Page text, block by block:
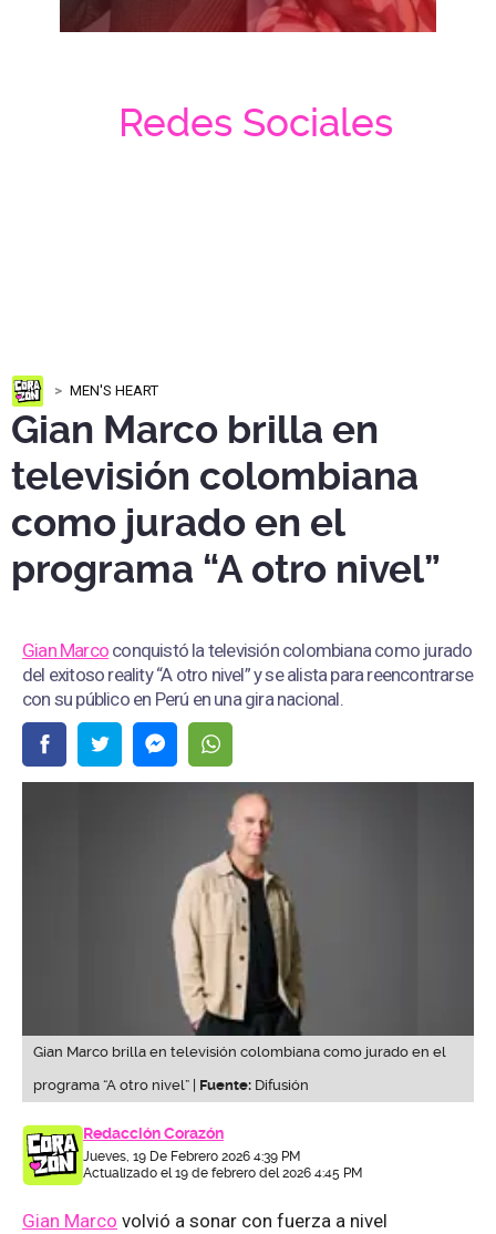
Redes Sociales
MEN'S HEART
Gian Marco brilla en
televisión colombiana
como jurado en el
programa “A otro nivel”
Gian Marco conquistó la televisión colombiana como jurado
del exitoso reality “A otro nivel” y se alista para reencontrarse
con su público en Perú en una gira nacional.
Gian Marco brilla en televisión colombiana como jurado en el
programa “A otro nivel” | Fuente: Difusión
Redacción Corazón
Jueves, 19 De Febrero 2026 4:39 PM
Actualizado el 19 de febrero del 2026 4:45 PM
Gian Marco volvió a sonar con fuerza a nivel